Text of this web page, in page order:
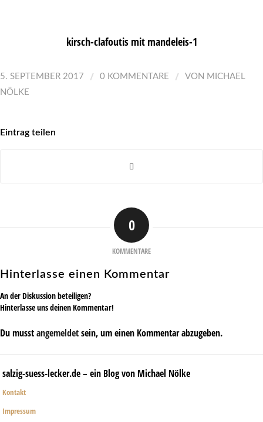
kirsch-clafoutis mit mandeleis-1
5. SEPTEMBER 2017 / 0 KOMMENTARE / VON MICHAEL
NÖLKE
Eintrag teilen
0
KOMMENTARE
Hinterlasse einen Kommentar
An der Diskussion beteiligen?
Hinterlasse uns deinen Kommentar!
Du musstangemeldetsein, um einen Kommentar abzugeben.
salzig-suess-lecker.de – ein Blog von Michael Nölke
Kontakt
Impressum